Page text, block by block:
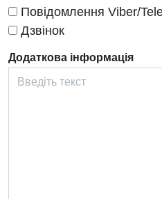
Педіатричне відділення
Проктологія
Пульмонологія
Ревматологія
Повідомлення Viber/
Дзвінок
Додаткова інформація